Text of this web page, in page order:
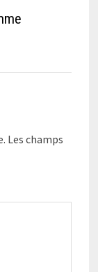
Les champs